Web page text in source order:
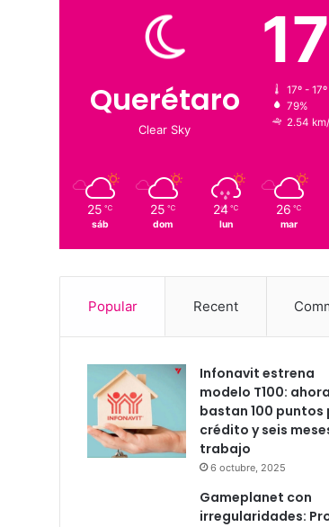
Querétaro
Clear Sky
17
17º - 17º
79%
2.54
25 ℃
sáb
25 ℃
dom
24 ℃
lun
26 ℃
mar
Popular Recent
Infonavit estrena
modelo T100: ahora
bastan 100 puntos
crédito y seis
trabajo
6 octubre, 2025
Gameplanet con
irregularidades: